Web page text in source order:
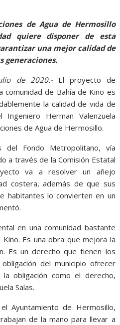
de Agua de Hermosillo
quiere disponer de esta
una mejor calidad de
generaciones.
de 2020.-El proyecto de
comunidad de Bahía de Kino es
la calidad de vida de
Herman Valenzuela
de Agua de Hermosillo.
del Fondo Metropolitano, vía
a través de la Comisión Estatal
va a resolver un añejo
costera, además de que sus
habitantes lo convierten en un
en una comunidad bastante
Es una obra que mejora la
Es un derecho que tienen los
del municipio ofrecer
obligación como el derecho,
Salas.
Ayuntamiento de Hermosillo,
de la mano para llevar a